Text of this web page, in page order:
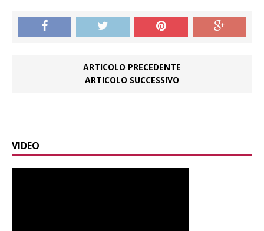
ARTICOLO PRECEDENTE
ARTICOLO SUCCESSIVO
VIDEO